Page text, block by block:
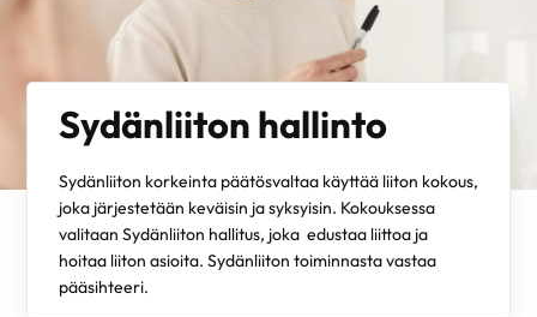
Sydänliiton hallinto
Sydänliiton korkeinta päätösvaltaa käyttää liiton kokous,
joka järjestetään keväisin ja syksyisin. Kokouksessa
valitaan Sydänliiton hallitus, joka edustaa liittoa ja
hoitaa liiton asioita. Sydänliiton toiminnasta vastaa
pääsihteeri.